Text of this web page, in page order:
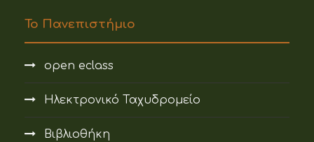
Το Πανεπιστήμιο
open eclass
Ηλεκτρονικό Ταχυδρομείο
Βιβλιοθήκη